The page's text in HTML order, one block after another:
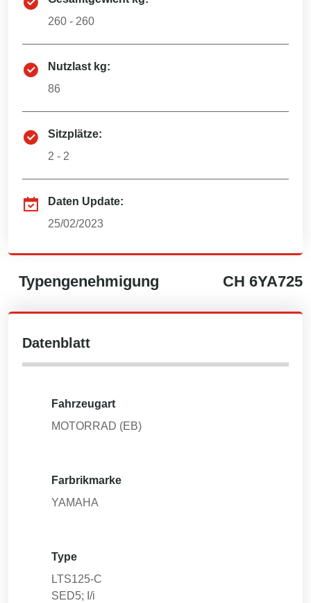
260 - 260
Nutzlast kg:
86
Sitzplätze:
2 - 2
Daten Update:
25/02/2023
Typengenehmigung CH 6YA725
Datenblatt
Fahrzeugart
MOTORRAD (EB)
Farbrikmarke
YAMAHA
Type
LTS125-C
SED5; I/i